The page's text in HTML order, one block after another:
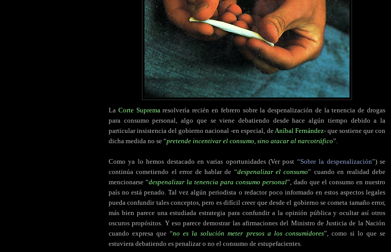
La Corte Supremaresolvería recién en febrero sobre la despenalización de la tenencia de drogas
para consumo personal, algo que se viene debatiendo desde hace algún tiempo debido a la
particular insistencia del gobierno nacional -en especial, deAníbal Fernández- que sostiene que con
dicha medida no se “pretende incentivar el consumo, sino atacar al narcotráfico”.
Como ya lo hemos destacado en varias oportunidades (Ver post “Sobre la despenalización”) se
continúa cometiendo el error de hablar de “despenalizar el consumo” cuando en realidad debe
mencionarse “despenalizar la tenencia para consumo personal”, dado que el consumo en nuestro
país no está penado. Tal vez algún periodista o redactor poco informado en estos aspectos legales
pueda confundir tales conceptos, pero es difícil creer que desde el gobierno se cometa tamaño error,
más bien parece una estudiada estrategia para confundir a la opinión pública y ocultar así otros
oscuros propósitos. Y eso parece demostrar las afirmaciones del Ministro de Justicia de la Nación
cuando expresa que “no es la solución meter presos a los consumidores”, como si lo que se
estuviera debatiendo es penalizar o no el consumo de estupefacientes.